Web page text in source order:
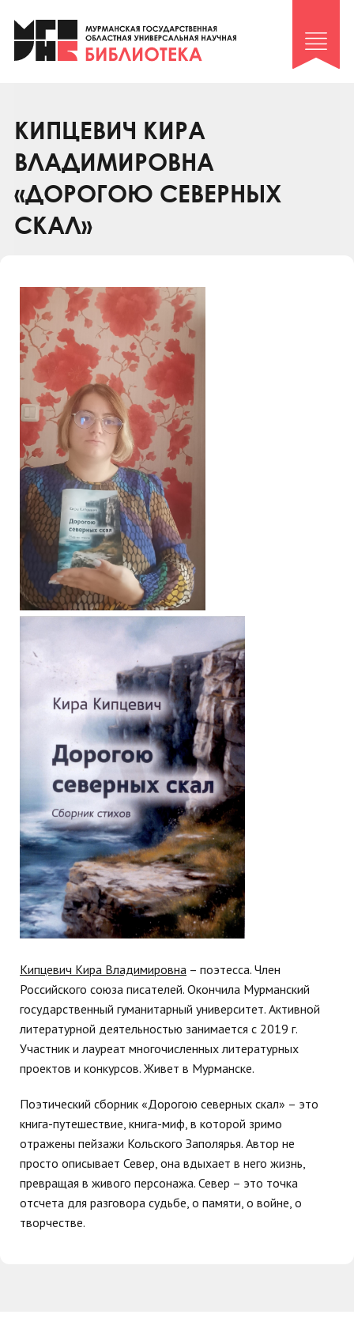
Клуб «Гиря и сельдерей»
Клуб «Семейный архив»
Коллегам
Контакты
КИПЦЕВИЧ КИРА
ВЛАДИМИРОВНА
«ДОРОГОЮ СЕВЕРНЫХ
СКАЛ»
Кипцевич Кира Владимировна – поэтесса. Член
Российского союза писателей. Окончила Мурманский
государственный гуманитарный университет. Активной
литературной деятельностью занимается с 2019 г.
Участник и лауреат многочисленных литературных
проектов и конкурсов. Живет в Мурманске.
Поэтический сборник «Дорогою северных скал» – это
книга-путешествие, книга-миф, в которой зримо
отражены пейзажи Кольского Заполярья. Автор не
просто описывает Север, она вдыхает в него жизнь,
превращая в живого персонажа. Север – это точка
отсчета для разговора судьбе, о памяти, о войне, о
творчестве.